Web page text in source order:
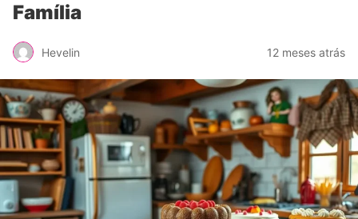
Família
Hevelin 12 meses atrás